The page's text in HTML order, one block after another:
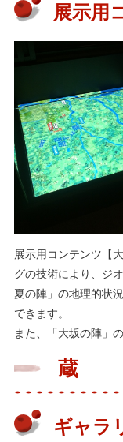
展示用
展示用コンテンツ【
グの技術により、ジ
夏の陣」の地理的状
できます。
また、「大坂の陣」
蔵
ギャラ